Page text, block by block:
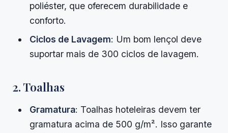
poliéster, que oferecem durabilidade e
conforto.
Ciclos de Lavagem: Um bom lençol deve
suportar mais de 300 ciclos de lavagem.
2. Toalhas
Gramatura: Toalhas hoteleiras devem ter
gramatura acima de 500 g/m². Isso garante